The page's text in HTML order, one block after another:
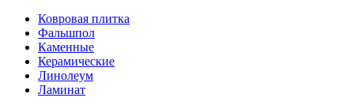
Ковровая плитка
Фальшпол
Каменные
Керамические
Линолеум
Ламинат